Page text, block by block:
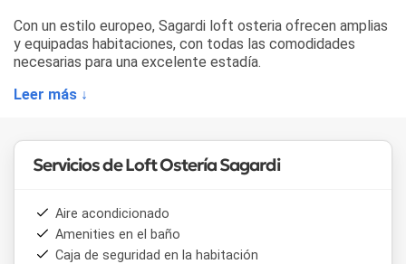
Con un estilo europeo, Sagardi loft osteria ofrecen amplias
y equipadas habitaciones, con todas las comodidades
necesarias para una excelente estadía.
Leer más ↓
Servicios de Loft Ostería Sagardi
Aire acondicionado
Amenities en el baño
Caja de seguridad en la habitación